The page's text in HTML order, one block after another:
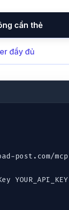
cần thẻ
đầy đủ
post.com/